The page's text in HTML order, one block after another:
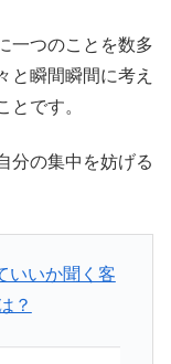
一つのことを数多
と瞬間瞬間に考え
とです。
分の集中を妨げる
いいか聞く客
？